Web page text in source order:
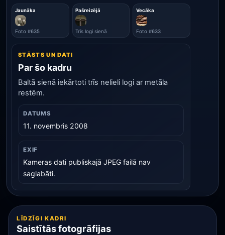
Jaunāka
Foto #635
Pašreizējā
Trīs logi sienā
Vecāka
Foto #633
STĀSTS UN DATI
Par šo kadru
Baltā sienā iekārtoti trīs nelieli logi ar metāla
restēm.
DATUMS
11. novembris 2008
EXIF
Kameras dati publiskajā JPEG failā nav
saglabāti.
LĪDZĪGI KADRI
Saistītās fotogrāfijas